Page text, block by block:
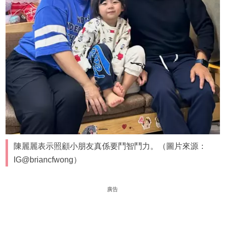
陳麗麗表示照顧小朋友真係要鬥智鬥力。（圖片來源：
IG@briancfwong）
廣告